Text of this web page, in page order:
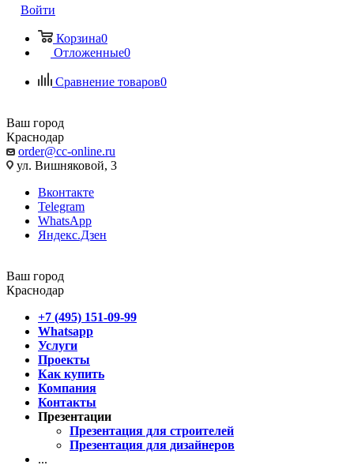
Войти
Корзина0
Отложенные0
Сравнение товаров0
Ваш город
Краснодар
order@cc-online.ru
ул. Вишняковой, 3
Вконтакте
Telegram
WhatsApp
Яндекс.Дзен
Ваш город
Краснодар
+7 (495) 151-09-99
Whatsapp
Услуги
Проекты
Как купить
Компания
Контакты
Презентации
Презентация для строителей
Презентация для дизайнеров
...